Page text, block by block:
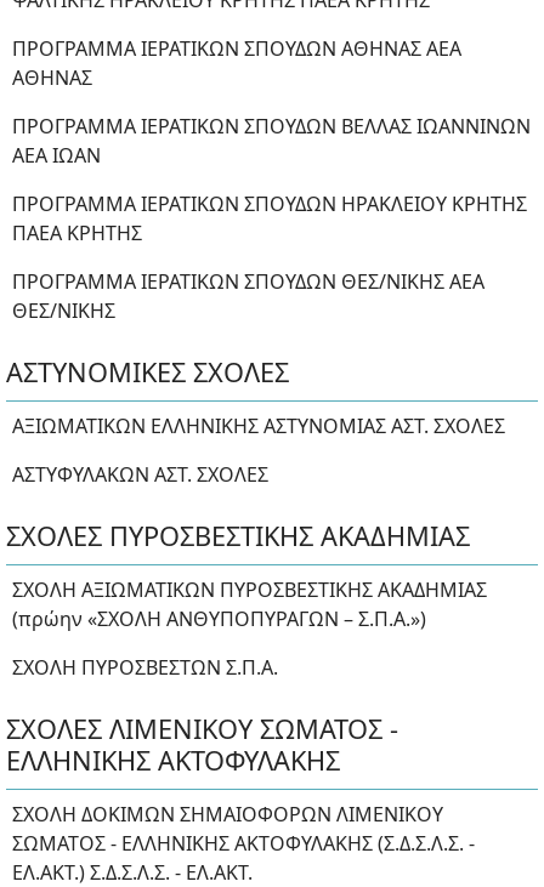
ΠΡΟΓΡΑΜΜΑ ΙΕΡΑΤΙΚΩΝ ΣΠΟΥΔΩΝ ΑΘΗΝΑΣ ΑΕΑ
ΑΘΗΝΑΣ
ΠΡΟΓΡΑΜΜΑ ΙΕΡΑΤΙΚΩΝ ΣΠΟΥΔΩΝ ΒΕΛΛΑΣ ΙΩΑΝΝΙΝΩΝ
ΑΕΑ ΙΩΑΝ
ΠΡΟΓΡΑΜΜΑ ΙΕΡΑΤΙΚΩΝ ΣΠΟΥΔΩΝ ΗΡΑΚΛΕΙΟΥ ΚΡΗΤΗΣ
ΠΑΕΑ ΚΡΗΤΗΣ
ΠΡΟΓΡΑΜΜΑ ΙΕΡΑΤΙΚΩΝ ΣΠΟΥΔΩΝ ΘΕΣ/ΝΙΚΗΣ ΑΕΑ
ΘΕΣ/ΝΙΚΗΣ
ΑΣΤΥΝΟΜΙΚΕΣ ΣΧΟΛΕΣ
ΑΞΙΩΜΑΤΙΚΩΝ ΕΛΛΗΝΙΚΗΣ ΑΣΤΥΝΟΜΙΑΣ ΑΣΤ. ΣΧΟΛΕΣ
ΑΣΤΥΦΥΛΑΚΩΝ ΑΣΤ. ΣΧΟΛΕΣ
ΣΧΟΛΕΣ ΠΥΡΟΣΒΕΣΤΙΚΗΣ ΑΚΑΔΗΜΙΑΣ
ΣΧΟΛΗ ΑΞΙΩΜΑΤΙΚΩΝ ΠΥΡΟΣΒΕΣΤΙΚΗΣ ΑΚΑΔΗΜΙΑΣ
(πρώην «ΣΧΟΛΗ ΑΝΘΥΠΟΠΥΡΑΓΩΝ – Σ.Π.Α.»)
ΣΧΟΛΗ ΠΥΡΟΣΒΕΣΤΩΝ Σ.Π.Α.
ΣΧΟΛΕΣ ΛΙΜΕΝΙΚΟΥ ΣΩΜΑΤΟΣ -
ΕΛΛΗΝΙΚΗΣ ΑΚΤΟΦΥΛΑΚΗΣ
ΣΧΟΛΗ ΔΟΚΙΜΩΝ ΣΗΜΑΙΟΦΟΡΩΝ ΛΙΜΕΝΙΚΟΥ
ΣΩΜΑΤΟΣ - ΕΛΛΗΝΙΚΗΣ ΑΚΤΟΦΥΛΑΚΗΣ (Σ.Δ.Σ.Λ.Σ. -
ΕΛ.ΑΚΤ.) Σ.Δ.Σ.Λ.Σ. - ΕΛ.ΑΚΤ.